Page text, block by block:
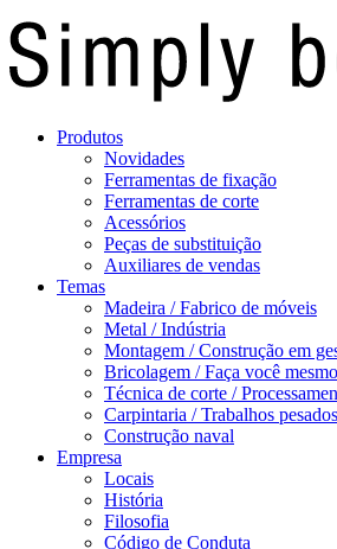
Produtos
Novidades
Ferramentas de fixação
Ferramentas de corte
Acessórios
Peças de substituição
Auxiliares de vendas
Temas
Madeira / Fabrico de móveis
Metal / Indústria
Montagem / Construção em
Bricolagem / Faça você mesmo
Técnica de corte /
Carpintaria / Trabalhos
Construção naval
Empresa
Locais
História
Filosofia
Código de Conduta